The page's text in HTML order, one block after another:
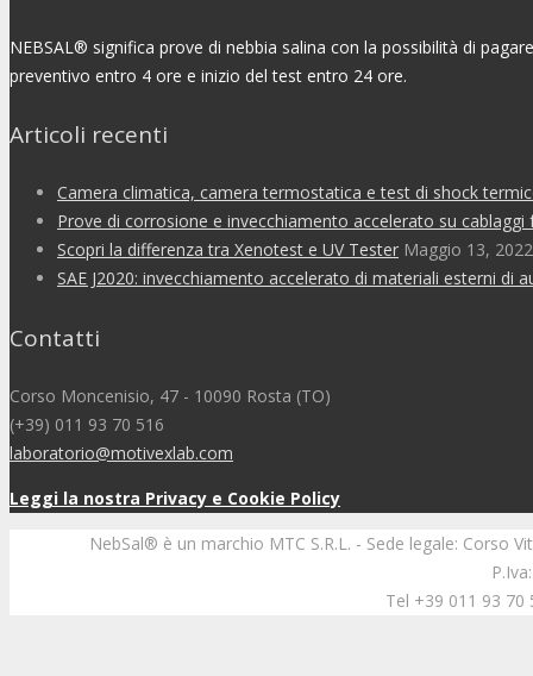
NEBSAL® significa prove di nebbia salina con la possibilità di
preventivo entro 4 ore e inizio del test entro 24 ore.
Articoli recenti
Camera climatica, camera termostatica e test di shock
Prove di corrosione e invecchiamento accelerato su
Scopri la differenza tra Xenotest e UV Tester Maggio 13, 2022
SAE J2020: invecchiamento accelerato di materiali esterni di
Contatti
Corso Moncenisio, 47 - 10090 Rosta (TO)
(+39) 011 93 70 516
laboratorio@motivexlab.com
Leggi la nostra Privacy e Cookie Policy
NebSal® è un marchio MTC S.R.L. - Sede legale: Corso
Tel +39 011 93